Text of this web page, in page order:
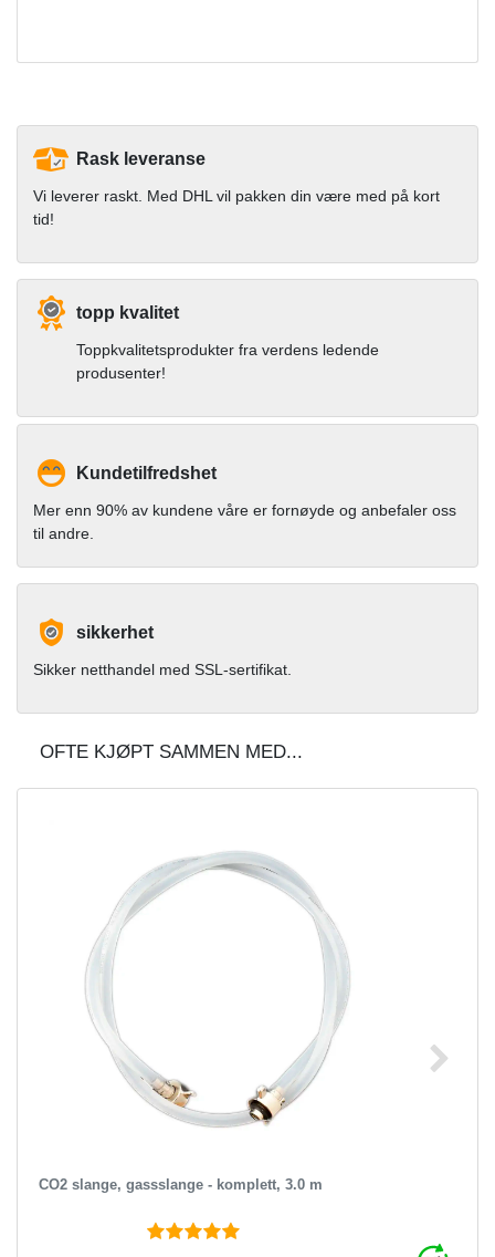
Rask leveranse
Vi leverer raskt. Med DHL vil pakken din være med på kort
tid!
topp kvalitet
Toppkvalitetsprodukter fra verdens ledende
produsenter!
Kundetilfredshet
Mer enn 90% av kundene våre er fornøyde og anbefaler oss
til andre.
sikkerhet
Sikker netthandel med SSL-sertifikat.
OFTE KJØPT SAMMEN MED...
CO2 slange, gassslange - komplett, 3.0 m